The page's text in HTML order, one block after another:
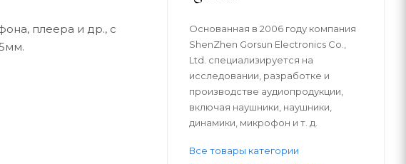
плеера и др., с
Основанная в 2006 году компания
ShenZhen Gorsun Electronics Co.,
Ltd. специализируется на
исследовании, разработке и
производстве аудиопродукции,
включая наушники, наушники,
динамики, микрофон и т. д.
Все товары категории